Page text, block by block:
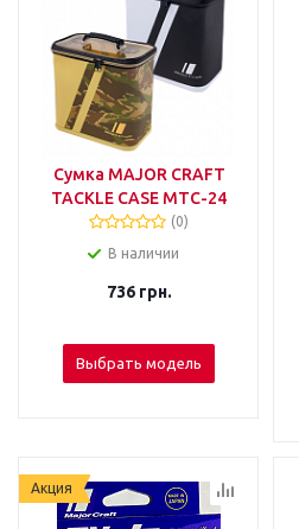
Сумка MAJOR CRAFT
TACKLE CASE MTC-24
(0)
В наличии
736грн.
Выбрать модель
Акция